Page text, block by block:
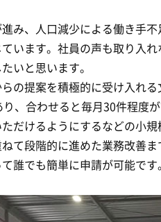
み、人口減少による働き手
います。社員の声も取り入
いと思います。
の提案を積極的に受け入れ
り、合わせると毎月30件程
だけるようにするなどの小
て段階的に進めた業務改善
誰でも簡単に申請が可能で